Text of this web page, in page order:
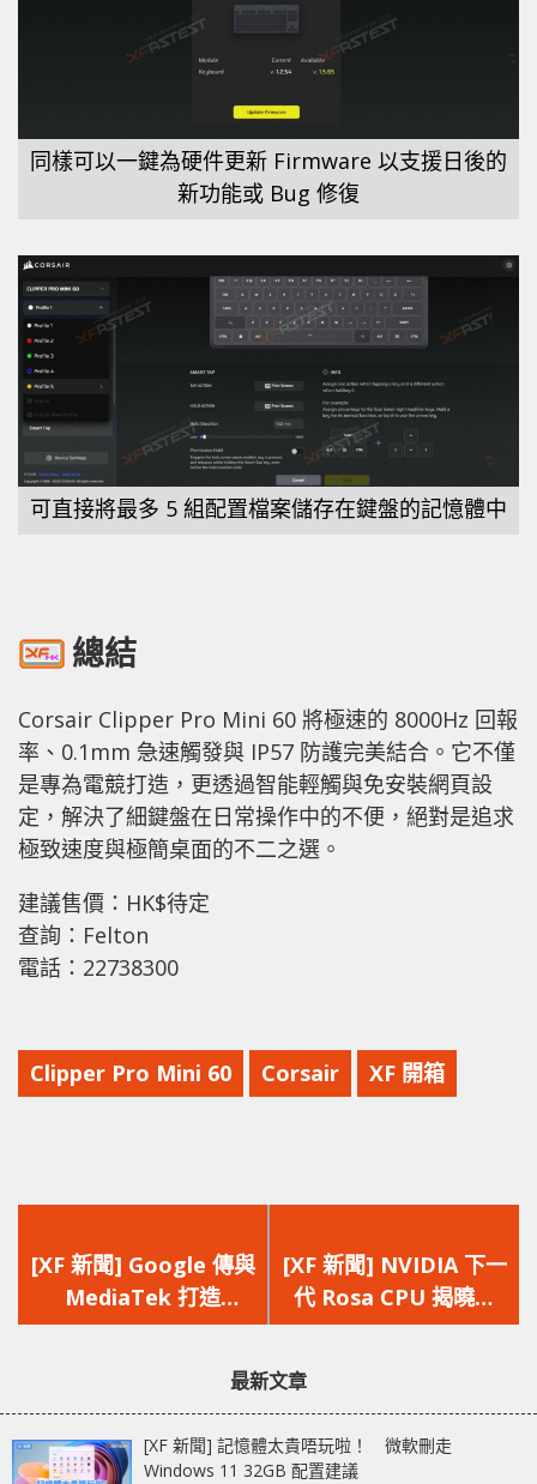
同樣可以一鍵為硬件更新 Firmware 以支援日後的
新功能或 Bug 修復
可直接將最多 5 組配置檔案儲存在鍵盤的記憶體中
總結
Corsair Clipper Pro Mini 60 將極速的 8000Hz 回報
率、0.1mm 急速觸發與 IP57 防護完美結合。它不僅
是專為電競打造，更透過智能輕觸與免安裝網頁設
定，解決了細鍵盤在日常操作中的不便，絕對是追求
極致速度與極簡桌面的不二之選。
建議售價：HK$待定
查詢：Felton
電話：22738300
Clipper Pro Mini 60 Corsair XF 開箱
一
篇
文
[XF 新聞] Google 傳與
MediaTek 打造
TPUv9「Triggerfish」
一
篇
文
[XF 新聞] NVIDIA 下一
代 Rosa CPU 揭曉
Rigel 核心加大 L2 快
最新文章
[XF 新聞] 記憶體太貴唔玩啦！ 微軟刪走
Windows 11 32GB 配置建議